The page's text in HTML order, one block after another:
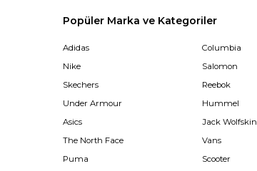
Popüler Marka ve Kategoriler
Adidas
Nike
Skechers
Under Armour
Asics
The North Face
Puma
Columbia
Salomon
Reebok
Hummel
Jack Wolfskin
Vans
Scooter